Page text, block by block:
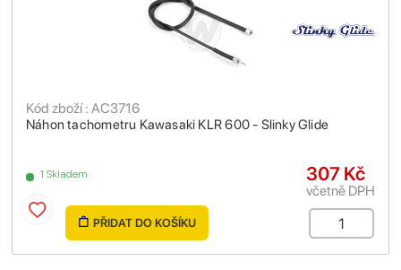
Náhon tachometru Kawasaki KLR 600 - Slinky Glide
Kód zboží : AC3716
1 Skladem 307 Kč
včetně DPH
PŘIDAT DO KOŠÍKU